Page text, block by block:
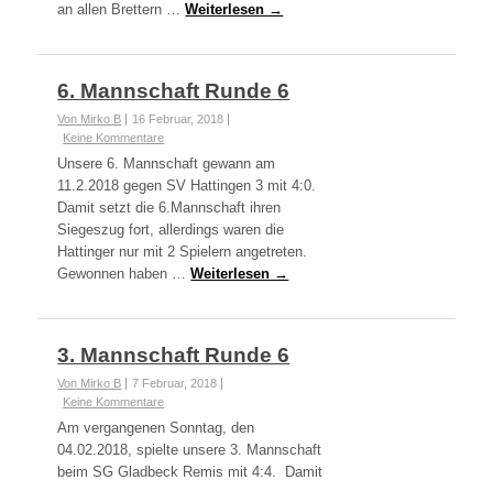
an allen Brettern …Weiterlesen →
6. Mannschaft Runde 6
Von Mirko B
16 Februar, 2018
Keine Kommentare
Unsere 6. Mannschaft gewann am
11.2.2018 gegen SV Hattingen 3 mit 4:0.
Damit setzt die 6.Mannschaft ihren
Siegeszug fort, allerdings waren die
Hattinger nur mit 2 Spielern angetreten.
Gewonnen haben …Weiterlesen →
3. Mannschaft Runde 6
Von Mirko B
7 Februar, 2018
Keine Kommentare
Am vergangenen Sonntag, den
04.02.2018, spielte unsere 3. Mannschaft
beim SG Gladbeck Remis mit 4:4. Damit